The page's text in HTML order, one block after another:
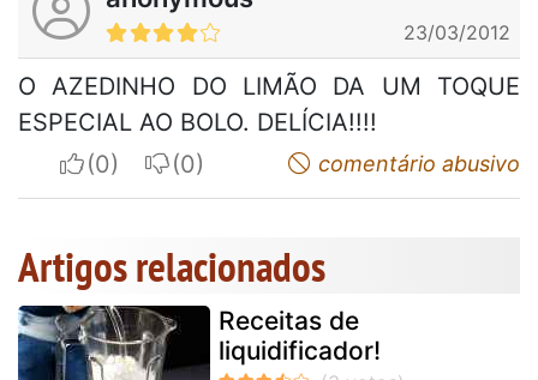
23/03/2012
O AZEDINHO DO LIMÃO DA UM TOQUE
ESPECIAL AO BOLO. DELÍCIA!!!!
I apreciateI do not appreciatecomentário abusivo
Artigos relacionados
Receitas de
liquidificador!